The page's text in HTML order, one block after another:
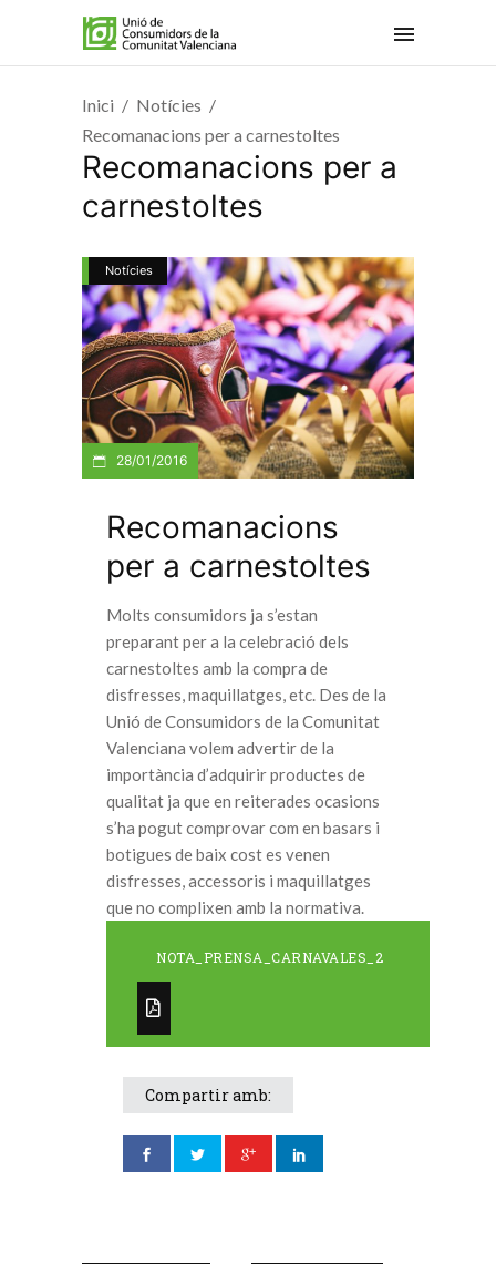
Inici
Notícies
Recomanacions per a carnestoltes
Recomanacions per a
carnestoltes
Notícies
28/01/2016
Recomanacions
per a carnestoltes
Molts consumidors ja s’estan
preparant per a la celebració dels
carnestoltes amb la compra de
disfresses, maquillatges, etc. Des de la
Unió de Consumidors de la Comunitat
Valenciana volem advertir de la
importància d’adquirir productes de
qualitat ja que en reiterades ocasions
s’ha pogut comprovar com en basars i
botigues de baix cost es venen
disfresses, accessoris i maquillatges
que no complixen amb la normativa.
NOTA_PRENSA_CARNAVALES_2
Compartir amb: